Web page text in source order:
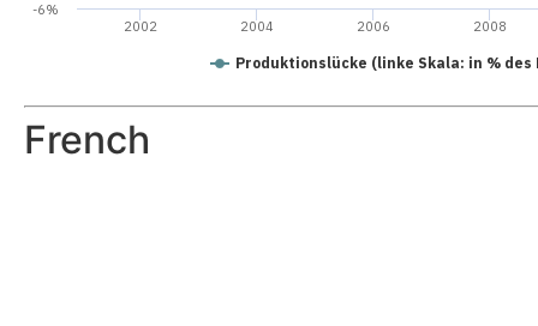
Produktionslücke (linke Skala: in %
2002 2004 2006 2008
-6%
French